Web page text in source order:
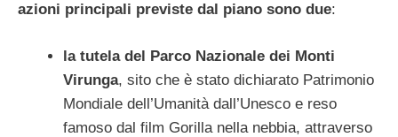
azioni principali previste dal piano sono due:
la tutela del Parco Nazionale dei Monti
Virunga, sito che è stato dichiarato Patrimonio
Mondiale dell’Umanità dall’Unesco e reso
famoso dal film Gorilla nella nebbia, attraverso